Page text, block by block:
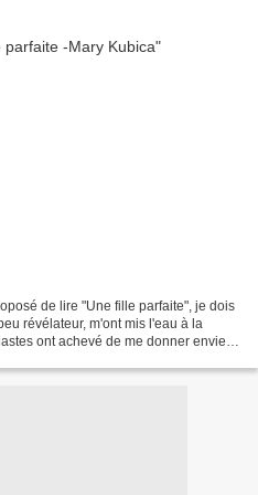
de lire "Une fille parfaite", je dois
révélateur, m'ont mis l'eau à la
ont achevé de me donner envie